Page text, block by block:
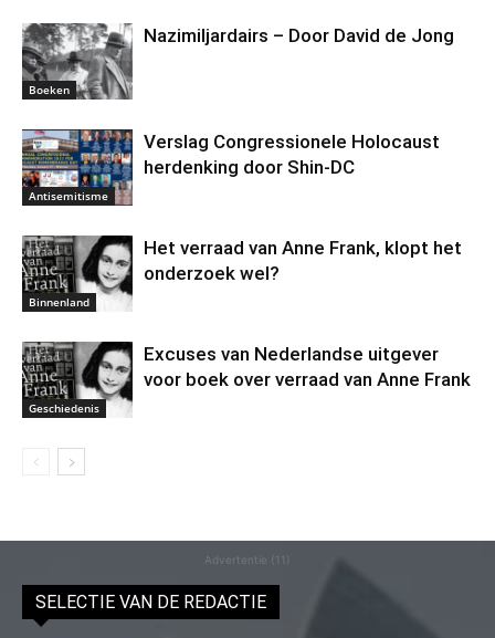
Boeken
Nazimiljardairs – Door David de Jong
Antisemitisme
Verslag Congressionele Holocaust
herdenking door Shin-DC
Binnenland
Het verraad van Anne Frank, klopt het
onderzoek wel?
Geschiedenis
Excuses van Nederlandse uitgever
voor boek over verraad van Anne Frank
Advertentie (11)
SELECTIE VAN DE REDACTIE